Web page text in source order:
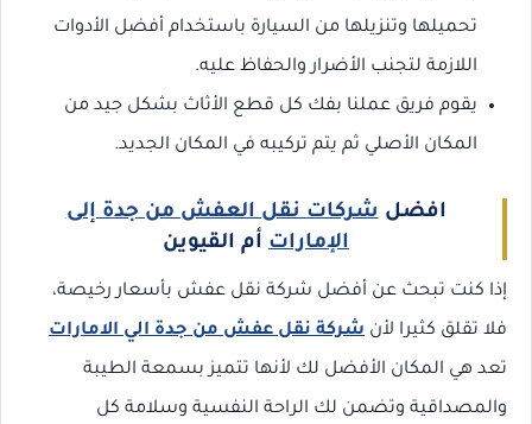
تحميلها وتنزيلها من السيارة باستخدام أفضل الأدوات
اللازمة لتجنب الأضرار والحفاظ عليه.
يقوم فريق عملنا بفك كل قطع الأثاث بشكل جيد من
المكان الأصلي ثم يتم تركيبه في المكان الجديد.
افضلشركات نقل العفش من جدة إلى
الإمارات أم القيوين
إذا كنت تبحث عن أفضل شركة نقل عفش بأسعار رخيصة،
فلا تقلق كثيرا لأن شركة نقل عفش من جدة الي الامارات
تعد هي المكان الأفضل لك لأنها تتميز بسمعة الطيبة
والمصداقية وتضمن لك الراحة النفسية وسلامة كل